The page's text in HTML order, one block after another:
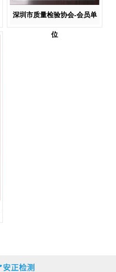
深圳市质量检验协会-会员单
位